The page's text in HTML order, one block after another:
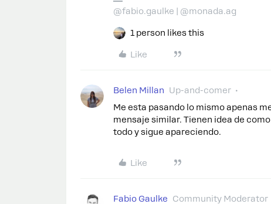
@fabio.gaulke | @monada.ag
1 person likes this
Like
Belen Millan Up-and-comer
Me esta pasando lo mismo apenas
mensaje similar. Tienen idea de
todo y sigue apareciendo.
Like
Fabio Gaulke Community Moderator